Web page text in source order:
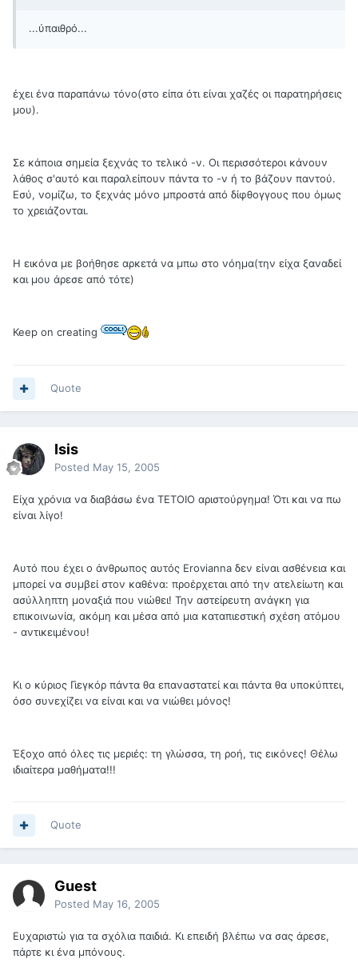
...ύπαιθρό...
έχει ένα παραπάνω τόνο(στο είπα ότι είναι χαζές οι παρατηρήσεις
μου).
Σε κάποια σημεία ξεχνάς το τελικό -ν. Οι περισσότεροι κάνουν
λάθος σ'αυτό και παραλείπουν πάντα το -ν ή το βάζουν παντού.
Εσύ, νομίζω, το ξεχνάς μόνο μπροστά από δίφθογγους που όμως
το χρειάζονται.
Η εικόνα με βοήθησε αρκετά να μπω στο νόημα(την είχα ξαναδεί
και μου άρεσε από τότε)
Keep on creating
Quote
Isis
Posted May 15, 2005
Είχα χρόνια να διαβάσω ένα ΤΕΤΟΙΟ αριστούργημα! Ότι και να πω
είναι λίγο!
Αυτό που έχει ο άνθρωπος αυτός Erovianna δεν είναι ασθένεια και
μπορεί να συμβεί στον καθένα: προέρχεται από την ατελείωτη και
ασύλληπτη μοναξιά που νιώθει! Την αστείρευτη ανάγκη για
επικοινωνία, ακόμη και μέσα από μια καταπιεστική σχέση ατόμου
- αντικειμένου!
Κι ο κύριος Γιεγκόρ πάντα θα επαναστατεί και πάντα θα υποκύπτει,
όσο συνεχίζει να είναι και να νιώθει μόνος!
Έξοχο από όλες τις μεριές: τη γλώσσα, τη ροή, τις εικόνες! Θέλω
ιδιαίτερα μαθήματα!!!
Quote
Guest
Posted May 16, 2005
Ευχαριστώ για τα σχόλια παιδιά. Κι επειδή βλέπω να σας άρεσε,
πάρτε κι ένα μπόνους.